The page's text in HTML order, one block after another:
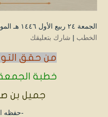
الجمعة ۲٤ ربيع الأول ۱٤٤٦ هـ الموافق ۲۷ سبتمبر ۲۰۲٤ مـ |
الخطب | شارك بتعليقك
من حقق
خطبة
جميل بن
-حفظه